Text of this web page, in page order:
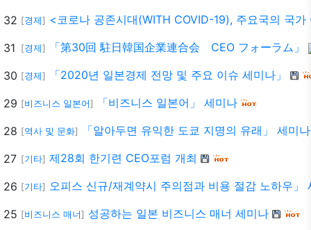
32 [경제] <코로나 공존시대(WITH COVID-19), 주요국의 국
31 [경제] 「第30回 駐日韓国企業連合会 CEO フォーラム」
30 [경제] 「2020년 일본경제 전망 및 주요 이슈 세미나」
29 [비즈니스 일본어] 「비즈니스 일본어」 세미나
28 [역사 및 문화] 「알아두면 유익한 도쿄 지명의 유래」 세미나
27 [기타] 제28회 한기련 CEO포럼 개최
26 [기타] 오피스 신규/재계약시 주의점과 비용 절감 노하우」
25 [비즈니스 매너] 성공하는 일본 비즈니스 매너 세미나